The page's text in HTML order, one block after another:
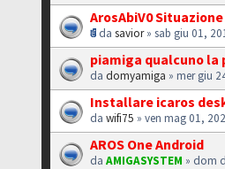
ArosAbiV0 Situazione
dasavior» sab giu 01,
piamiga qualcuno la
dadomyamiga » mer giu
Installare icaros
dawifi75 » ven mag 01,
AROS One Android
daAMIGASYSTEM » dom